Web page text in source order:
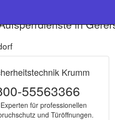
in
Krumm
55563366
für professionellen
und Türöffnungen.